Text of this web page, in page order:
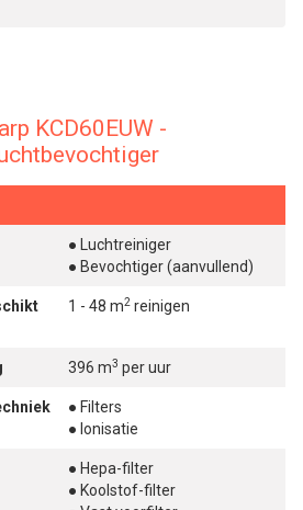
KCD60EUW -
● Luchtreiniger
● Bevochtiger (aanvullend)
1 - 48 m2 reinigen
396 m3 per uur
● Filters
● Ionisatie
● Hepa-filter
● Koolstof-filter